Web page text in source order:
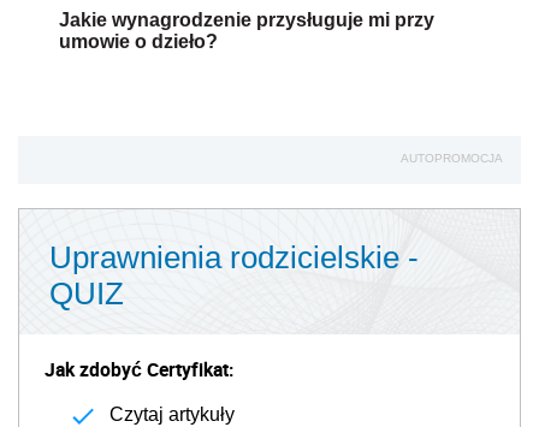
Jakie wynagrodzenie przysługuje mi przy
umowie o dzieło?
AUTOPROMOCJA
Uprawnienia rodzicielskie -
QUIZ
Jak zdobyć Certyfikat:
Czytaj artykuły